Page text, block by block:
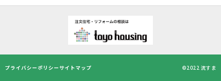
プライバシーポリシー サイトマップ ©2022 流すま